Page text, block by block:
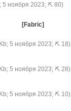
5 ноября 2023; ⛏ 80)
[Fabric]
5 ноября 2023; ⛏ 18)
5 ноября 2023; ⛏ 28)
5 ноября 2023; ⛏ 10)